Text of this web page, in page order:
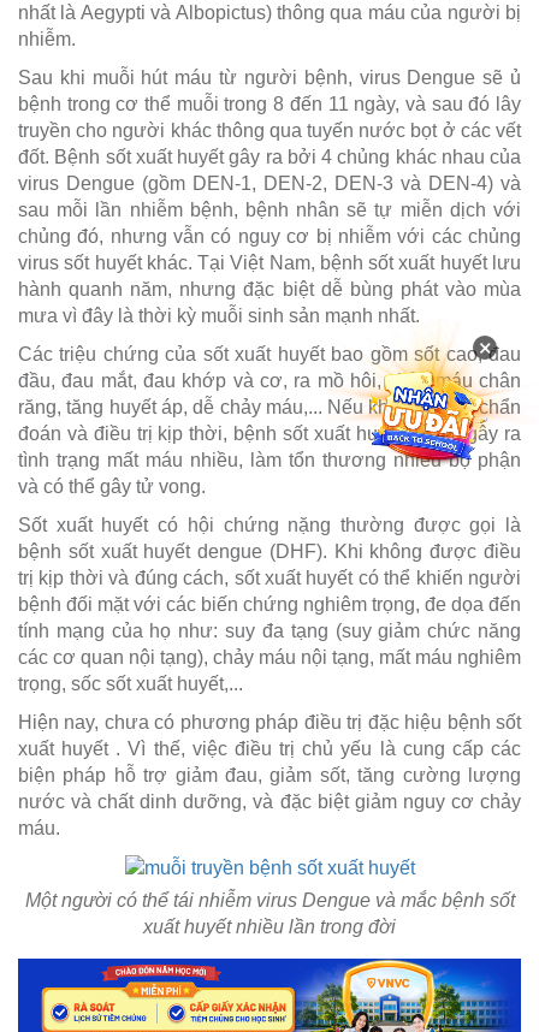
nhất là Aegypti và Albopictus) thông qua máu của người bị
nhiễm.
Sau khi muỗi hút máu từ người bệnh, virus Dengue sẽ ủ
bệnh trong cơ thể muỗi trong 8 đến 11 ngày, và sau đó lây
truyền cho người khác thông qua tuyến nước bọt ở các vết
đốt. Bệnh sốt xuất huyết gây ra bởi 4 chủng khác nhau của
virus Dengue (gồm DEN-1, DEN-2, DEN-3 và DEN-4) và
sau mỗi lần nhiễm bệnh, bệnh nhân sẽ tự miễn dịch với
chủng đó, nhưng vẫn có nguy cơ bị nhiễm với các chủng
virus sốt huyết khác. Tại Việt Nam, bệnh sốt xuất huyết lưu
hành quanh năm, nhưng đặc biệt dễ bùng phát vào mùa
mưa vì đây là thời kỳ muỗi sinh sản mạnh nhất.
Các triệu chứng của sốt xuất huyết bao gồm sốt cao, đau
đầu, đau mắt, đau khớp và cơ, ra mồ hôi, chảy máu chân
răng, tăng huyết áp, dễ chảy máu,... Nếu không được chẩn
đoán và điều trị kịp thời, bệnh sốt xuất huyết có thể gây ra
tình trạng mất máu nhiều, làm tổn thương nhiều bộ phận
và có thể gây tử vong.
Sốt xuất huyết có hội chứng nặng thường được gọi là
bệnh sốt xuất huyết dengue (DHF). Khi không được điều
trị kịp thời và đúng cách, sốt xuất huyết có thể khiến người
bệnh đối mặt với các biến chứng nghiêm trọng, đe dọa đến
tính mạng của họ như: suy đa tạng (suy giảm chức năng
các cơ quan nội tạng), chảy máu nội tạng, mất máu nghiêm
trọng, sốc sốt xuất huyết,...
Hiện nay, chưa có phương pháp điều trị đặc hiệu bệnh sốt
xuất huyết . Vì thế, việc điều trị chủ yếu là cung cấp các
biện pháp hỗ trợ giảm đau, giảm sốt, tăng cường lượng
nước và chất dinh dưỡng, và đặc biệt giảm nguy cơ chảy
máu.
Một người có thể tái nhiễm virus Dengue và mắc bệnh sốt
xuất huyết nhiều lần trong đời
×